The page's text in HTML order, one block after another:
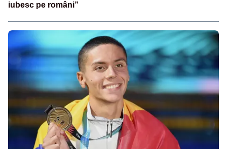
iubesc pe români”